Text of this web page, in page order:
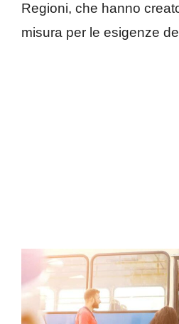
Regioni, che hanno
misura per le esigenze